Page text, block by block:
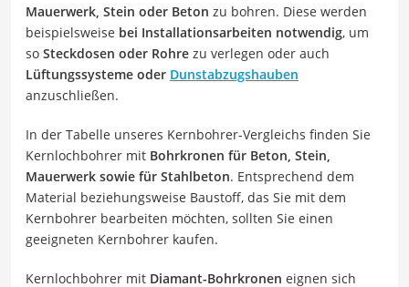
Mauerwerk, Stein oder Beton zu bohren. Diese werden
beispielsweise bei Installationsarbeiten notwendig, um
so Steckdosen oder Rohre zu verlegen oder auch
Lüftungssysteme oder Dunstabzugshauben
anzuschließen.
In der Tabelle unseres Kernbohrer-Vergleichs finden Sie
Kernlochbohrer mit Bohrkronen für Beton, Stein,
Mauerwerk sowie für Stahlbeton. Entsprechend dem
Material beziehungsweise Baustoff, das Sie mit dem
Kernbohrer bearbeiten möchten, sollten Sie einen
geeigneten Kernbohrer kaufen.
Kernlochbohrer mit Diamant-Bohrkronen eignen sich